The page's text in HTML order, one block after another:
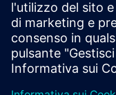
eliminando
dispositivo sia
tracciabile per tutto